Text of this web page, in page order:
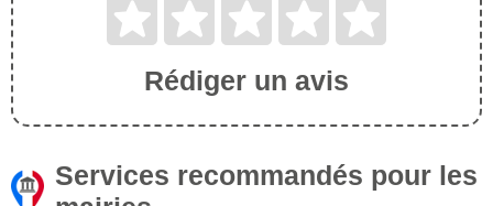
Rédiger un avis
Services recommandés pour les